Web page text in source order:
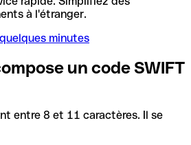
à l'étranger.
minutes
un code SWIFT
entre 8 et 11 caractères. Il se